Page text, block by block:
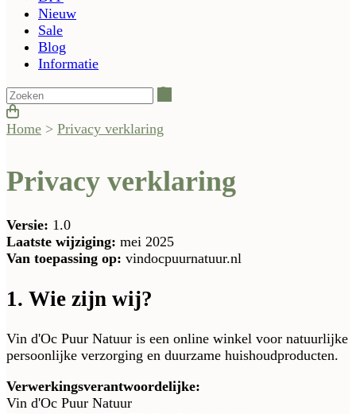
Nieuw
Sale
Blog
Informatie
Home > Privacy verklaring
Privacy verklaring
Versie: 1.0
Laatste wijziging: mei 2025
Van toepassing op: vindocpuurnatuur.nl
1. Wie zijn wij?
Vin d'Oc Puur Natuur is een online winkel voor natuurlijke
persoonlijke verzorging en duurzame huishoudproducten.
Verwerkingsverantwoordelijke:
Vin d'Oc Puur Natuur